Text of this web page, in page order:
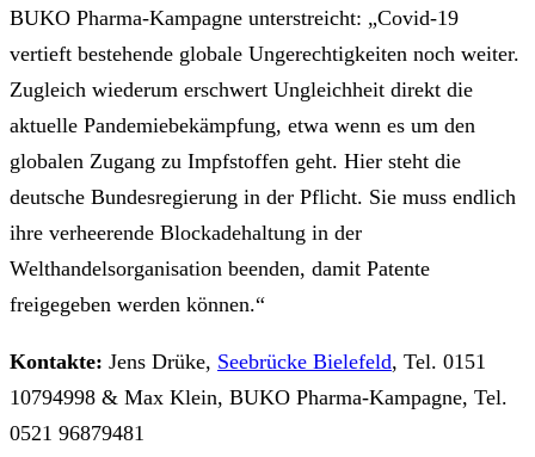
BUKO Pharma-Kampagne unterstreicht: „Covid-19
vertieft bestehende globale Ungerechtigkeiten noch weiter.
Zugleich wiederum erschwert Ungleichheit direkt die
aktuelle Pandemiebekämpfung, etwa wenn es um den
globalen Zugang zu Impfstoffen geht. Hier steht die
deutsche Bundesregierung in der Pflicht. Sie muss endlich
ihre verheerende Blockadehaltung in der
Welthandelsorganisation beenden, damit Patente
freigegeben werden können.“
Kontakte: Jens Drüke, Seebrücke Bielefeld, Tel. 0151
10794998 & Max Klein, BUKO Pharma-Kampagne, Tel.
0521 96879481